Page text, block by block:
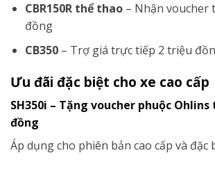
CBR150R thể thao– Nhận voucher
đồng
CB350– Trợ giá trực tiếp 2 triệu
Ưu đãi đặc biệt cho xe cao cấp
SH350i – Tặng voucher phuộc
đồng
Áp dụng cho phiên bản cao cấp và đặc